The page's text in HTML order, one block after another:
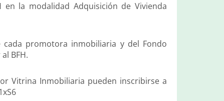
la modalidad Adquisición de Vivienda
promotora inmobiliaria y del Fondo
BFH.
Vitrina Inmobiliaria pueden inscribirse a